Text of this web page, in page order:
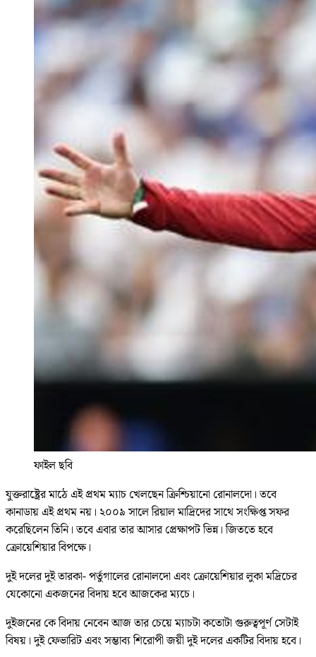
ফাইল ছবি
যুক্তরাষ্ট্রের মাঠে এই প্রথম ম্যাচ খেলছেন ক্রিশ্চিয়ানো রোনালদো। তবে
কানাডায় এই প্রথম নয়। ২০০৯ সালে রিয়াল মাদ্রিদের সাথে সংক্ষিপ্ত সফর
করেছিলেন তিনি। তবে এবার তার আসার প্রেক্ষাপট ভিন্ন। জিততে হবে
ক্রোয়েশিয়ার বিপক্ষে।
দুই দলের দুই তারকা- পর্তুগালের রোনালদো এবং ক্রোয়েশিয়ার লুকা মদ্রিচের
যেকোনো একজনের বিদায় হবে আজকের ম্যচে।
দুইজনের কে বিদায় নেবেন আজ তার চেয়ে ম্যাচটা কতোটা গুরুত্বপূর্ণ সেটাই
বিষয়। দুই ফেভারিট এবং সম্ভাব্য শিরোপী জয়ী দুই দলের একটির বিদায় হবে।